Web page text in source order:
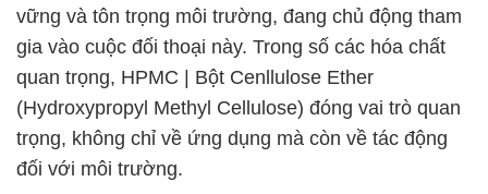
vững và tôn trọng môi trường, đang chủ động tham
gia vào cuộc đối thoại này. Trong số các hóa chất
quan trọng, HPMC | Bột Cenllulose Ether
(Hydroxypropyl Methyl Cellulose) đóng vai trò quan
trọng, không chỉ về ứng dụng mà còn về tác động
đối với môi trường.